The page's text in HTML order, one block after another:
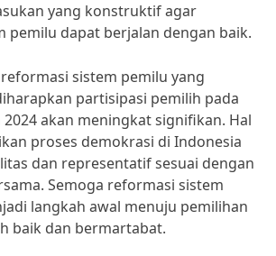
yang konstruktif agar
pemilu dapat berjalan dengan baik.
sistem pemilu yang
partisipasi pemilih pada
akan meningkat signifikan. Hal
proses demokrasi di Indonesia
dan representatif sesuai dengan
Semoga reformasi sistem
langkah awal menuju pemilihan
baik dan bermartabat.